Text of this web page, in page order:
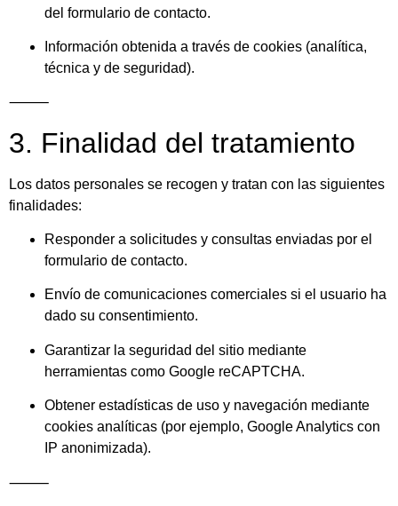
del formulario de contacto.
Información obtenida a través de cookies (analítica,
técnica y de seguridad).
⸻
3. Finalidad del tratamiento
Los datos personales se recogen y tratan con las siguientes
finalidades:
Responder a solicitudes y consultas enviadas por el
formulario de contacto.
Envío de comunicaciones comerciales si el usuario ha
dado su consentimiento.
Garantizar la seguridad del sitio mediante
herramientas como Google reCAPTCHA.
Obtener estadísticas de uso y navegación mediante
cookies analíticas (por ejemplo, Google Analytics con
IP anonimizada).
⸻